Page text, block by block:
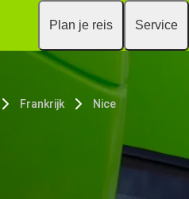
Plan je reis Service
Frankrijk Nice